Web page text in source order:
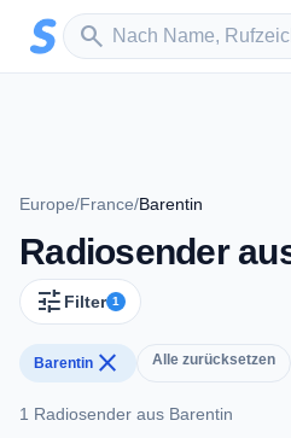
Zum Hauptinhalt springen
search
Sender suchen
Europe/France/Barentin
Radiosender
tune Filter 1
Barentin close Alle zurücksetzen
1 Radiosender aus Barentin